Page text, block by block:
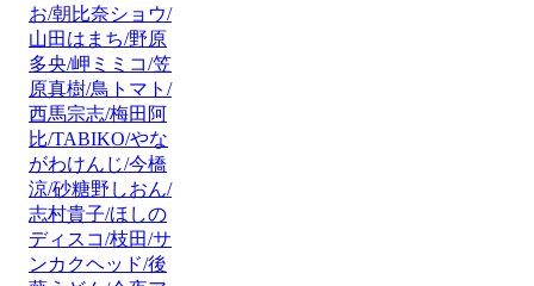
お/朝比奈ショウ/
山田はまち/野原
多央/岬ミミコ/笠
原真樹/鳥トマト/
西馬宗志/梅田阿
比/TABIKO/やな
がわけんじ/今橋
涼/砂糖野しおん/
志村貴子/ほしの
ディスコ/枝田/サ
ンカクヘッド/後